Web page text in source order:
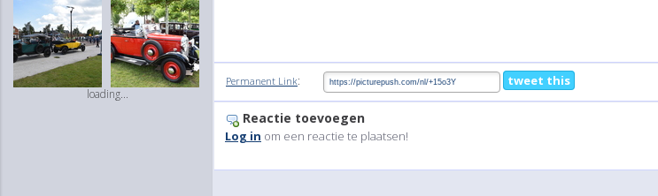
loading...
Permanent Link: tweet this
Reactie toevoegen
Log in om een reactie te plaatsen!